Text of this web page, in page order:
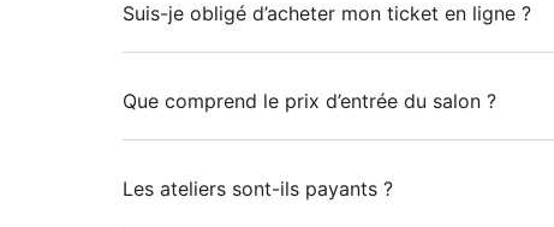
Suis-je obligé d’acheter mon ticket en ligne ?
Que comprend le prix d’entrée du salon ?
Les ateliers sont-ils payants ?